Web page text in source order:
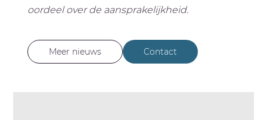
oordeel over de aansprakelijkheid.
Meer nieuws Contact